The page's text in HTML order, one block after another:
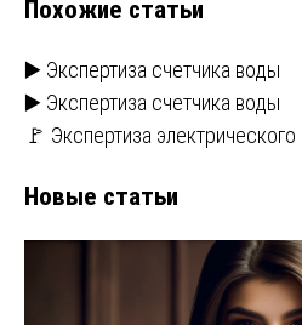
Похожие статьи
▶️ Экспертиза счетчика воды
▶️ Экспертиза счетчика воды
🚩 Экспертиза электрического
Новые статьи